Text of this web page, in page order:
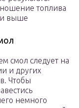
топлива
выше
смол следует на
и других
Чтобы
немного